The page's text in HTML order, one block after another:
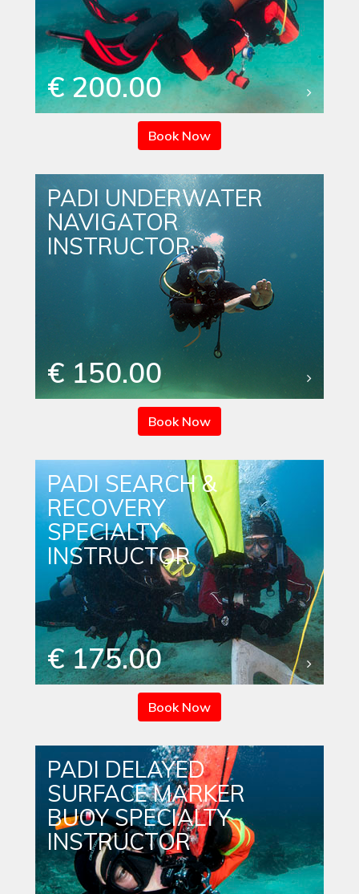
€ 200.00
Book Now
PADI UNDERWATER
NAVIGATOR
INSTRUCTOR
€ 150.00
Book Now
PADI SEARCH &
RECOVERY
SPECIALTY
INSTRUCTOR
€ 175.00
Book Now
PADI DELAYED
SURFACE MARKER
BUOY SPECIALTY
INSTRUCTOR